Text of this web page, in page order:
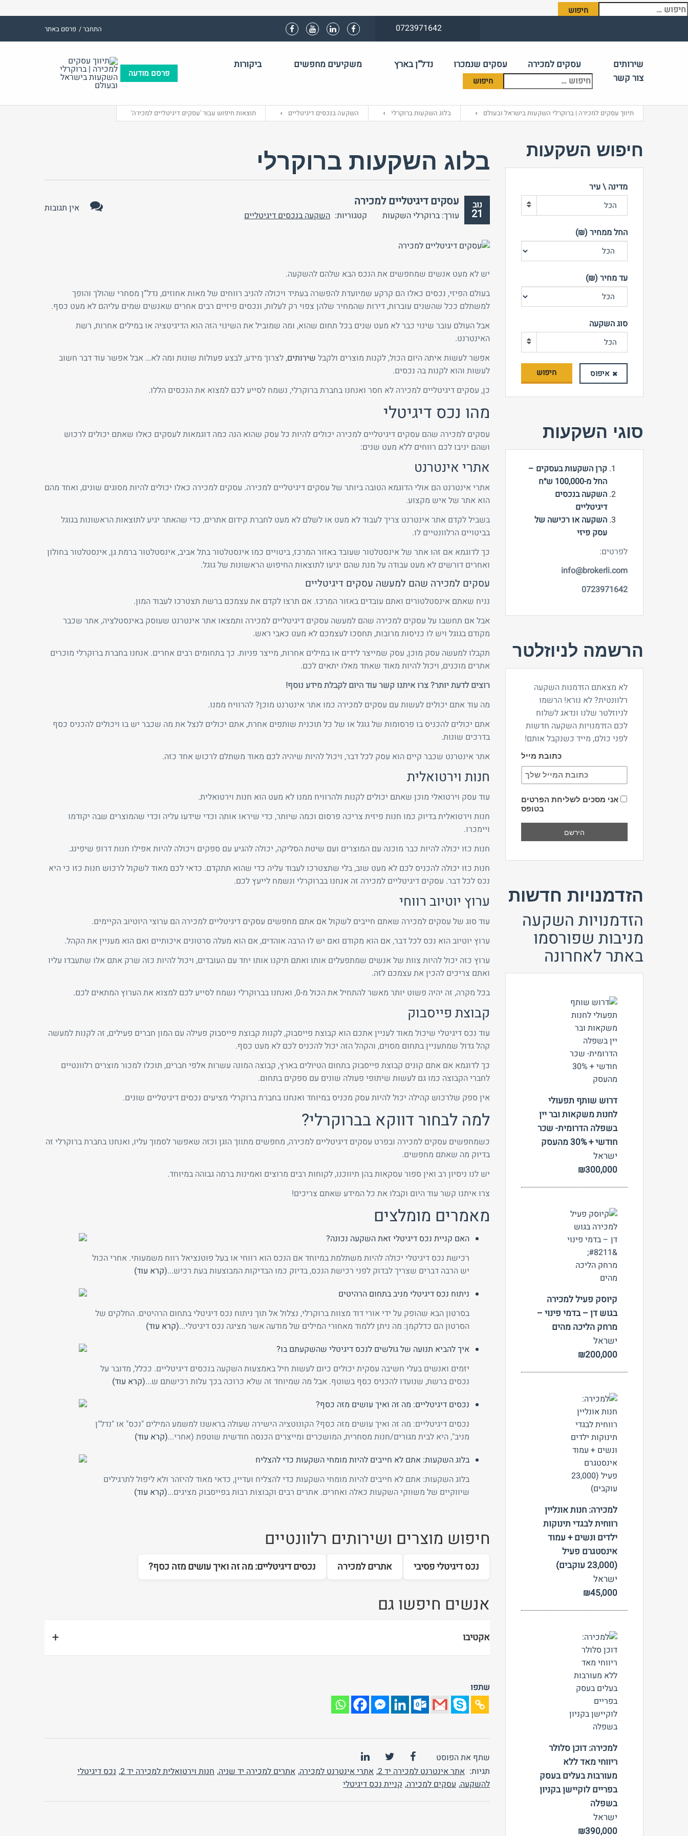
חיפוש:
0723971642
התחבר /
סיסמה? התחבר
פרסם באתר
אימייל
התחבר באמצעות:
טלפון
פרסם מודעה
שירותים עסקים למכירה עסקים שנמכרו נדל”ן בארץ משקיעים מחפשים
ביקורות
צור קשר
תיווך עסקים למכירה | ברוקרלי השקעות בישראל ובעולם בלוג השקעות ברוקרלי השקעה בנכסים דיגיטליים תוצאות חיפוש עבור 'עסקים דיגיטליים למכירה'
בלוג השקעות ברוקרלי
נוב
21 אין תגובות עסקים דיגיטליים למכירה
עורך: ברוקרלי השקעות קטגוריות: השקעה בנכסים דיגיטליים
יש לא מעט אנשים שמחפשים את הנכס הבא שלהם להשקעה.
בעולם הפיזי, נכסים כאלו הם קרקע שמיועדת להפשרה בעתיד ויכולה להניב רווחים של מאות אחוזים, נדל”ן מסחרי שהולך והופך
למשתלם ככל שהשנים עוברות, דירות שהמחיר שלהן צפוי רק לעלות, ונכסים פיזיים רבים אחרים שאנשים שמים עליהם לא מעט כסף.
אבל העולם עובר שינוי כבר לא מעט שנים בכל תחום שהוא, ומה שמוביל את השינוי הזה הוא הדיגיטציה או במילים אחרות, רשת
האינטרנט.
אפשר לעשות איתה היום הכול, לקנות מוצרים ולקבל שירותים, לצרוך מידע, לבצע פעולות שונות ומה לא… אבל אפשר עוד דבר חשוב
לעשות והוא לקנות בה נכסים.
כן, עסקים דיגיטליים למכירה לא חסר ואנחנו בחברת ברוקרלי, נשמח לסייע לכם למצוא את הנכסים הללו.
מהו נכס דיגיטלי
עסקים למכירה שהם עסקים דיגיטליים למכירה יכולים להיות כל עסק שהוא הנה כמה דוגמאות לעסקים כאלו שאתם יכולים לרכוש
ושהם יניבו לכם רווחים ללא מעט שנים:
אתרי אינטרנט
אתרי אינטרנט הם אולי הדוגמא הטובה ביותר של עסקים דיגיטליים למכירה. עסקים למכירה כאלו יכולים להיות מסוגים שונים, ואחד מהם
הוא אתר של איש מקצוע.
בשביל לקדם אתר אינטרנט צריך לעבוד לא מעט או לשלם לא מעט לחברת קידום אתרים, כדי שהאתר יגיע לתוצאות הראשונות בגוגל
בביטויים הרלוונטיים לו.
כך לדוגמא אם זהו אתר של אינסטלטור שעובד באזור המרכז, ביטויים כמו אינסטלטור בתל אביב, אינסטלטור ברמת גן, אינסטלטור בחולון
ואחרים דורשים לא מעט עבודה על מנת שהם יגיעו לתוצאות החיפוש הראשונות של גוגל.
עסקים למכירה שהם למעשה עסקים דיגיטליים
נניח שאתם אינסטלטורים ואתם עובדים באזור המרכז. אם תרצו לקדם את עצמכם ברשת תצטרכו לעבוד המון.
אבל אם תחשבו על עסקים למכירה שהם למעשה עסקים דיגיטליים למכירה ותמצאו אתר אינטרנט שעוסק באינסטלציה, אתר שכבר
מקודם בגוגל ויש לו כניסות מרובות, תחסכו לעצמכם לא מעט כאבי ראש.
תקבלו למעשה עסק מוכן, עסק שמייצר לידים או במילים אחרות, מייצר פניות. כך בתחומים רבים אחרים. אנחנו בחברת ברוקרלי מוכרים
אתרים מוכנים, ויכול להיות מאוד שאחד מאלו יתאים לכם.
רוצים לדעת יותר? צרו איתנו קשר עוד היום לקבלת מידע נוסף!
מה עוד אתם יכולים לעשות עם עסקים למכירה כמו אתר אינטרנט מוכן? להרוויח ממנו.
אתם יכולים להכניס בו פרסומות של גוגל או של כל תוכנית שותפים אחרת, אתם יכולים לנצל את מה שכבר יש בו ויכולים להכניס כסף
בדרכים שונות.
אתר אינטרנט שכבר קיים הוא עסק לכל דבר, ויכול להיות שיהיה לכם מאוד משתלם לרכוש אחד כזה.
חנות וירטואלית
עוד עסק וירטואלי מוכן שאתם יכולים לקנות ולהרוויח ממנו לא מעט הוא חנות וירטואלית.
חנות וירטואלית בדיוק כמו חנות פיזית צריכה פרסום וכמה שיותר, כדי שיראו אותה וכדי שידעו עליה וכדי שהמוצרים שבה יקודמו
ויימכרו.
חנות כזו יכולה להיות כבר מוכנה עם המוצרים ועם שיטת הסליקה, יכולה להגיע עם ספקים ויכולה להיות אפילו חנות דרופ שיפינג.
חנות כזו יכולה להכניס לכם לא מעט שוב, בלי שתצטרכו לעבוד עליה כדי שהוא תתקדם. כדאי לכם מאוד לשקול לרכוש חנות כזו כי היא
נכס לכל דבר. עסקים דיגיטליים למכירה זה אנחנו בברוקרלי ונשמח לייעץ לכם.
ערוץ יוטיוב רווחי
עוד סוג של עסקים למכירה שאתם חייבים לשקול אם אתם מחפשים עסקים דיגיטליים למכירה הם ערוצי היוטיוב הקיימים.
ערוץ יוטיוב הוא נכס לכל דבר, אם הוא מקודם ואם יש לו הרבה אוהדים, אם הוא מעלה סרטונים איכותיים ואם הוא מעניין את הקהל.
ערוץ כזה יכול להיות צוות של אנשים שמתפעלים אותו ואתם תיקנו אותו יחד עם העובדים, ויכול להיות כזה שרק אתם אלו שתעבדו עליו
ואתם צריכים להכין את עצמכם לזה.
בכל מקרה, זה יהיה פשוט יותר מאשר להתחיל את הכול מ-0, ואנחנו בברוקרלי נשמח לסייע לכם למצוא את הערוץ המתאים לכם.
קבוצת פייסבוק
עוד נכס דיגיטלי שיכול מאוד לעניין אתכם הוא קבוצת פייסבוק, לקנות קבוצת פייסבוק פעילה עם המון חברים פעילים, זה לקנות למעשה
קהל גדול שמתעניין בתחום מסוים, והקהל הזה יכול להכניס לכם לא מעט כסף.
כך לדוגמא אם אתם קונים קבוצת פייסבוק בתחום הטיולים בארץ, קבוצה המונה עשרות אלפי חברים, תוכלו למכור מוצרים רלוונטיים
לחברי הקבוצה כמו גם לעשות שיתופי פעולה שונים עם ספקים בתחום.
אין ספק שלרכוש קהילה יכול להיות עסק מכניס במיוחד ואנחנו בחברת ברוקרלי מציעים נכסים דיגיטליים שונים.
למה לבחור דווקא בברוקרלי?
כשמחפשים עסקים למכירה ובפרט עסקים דיגיטליים למכירה, מחפשים מתווך הוגן וכזה שאפשר לסמוך עליו, ואנחנו בחברת ברוקרלי זה
בדיוק מה שאתם מחפשים.
יש לנו ניסיון רב ואין ספור עסקאות בהן תיווכנו, לקוחות רבים מרוצים ואמינות ברמה גבוהה במיוחד.
צרו איתנו קשר עוד היום וקבלו את כל המידע שאתם צריכים!
מאמרים מומלצים
האם קניית נכס דיגיטלי זאת השקעה נכונה?
רכישת נכס דיגיטלי יכולה להיות משתלמת במיוחד אם הנכס הוא רווחי או בעל פוטנציאל רווח משמעותי. אחרי הכול
יש הרבה דברים שצריך לבדוק לפני רכישת הנכס, בדיוק כמו הבדיקות המבוצעות בעת רכיש...(קרא עוד)
ניתוח נכס דיגיטלי מניב בתחום הרהיטים
בסרטון הבא שהופק על ידי אורי דוד מצוות ברוקרלי, נצלול אל תוך ניתוח נכס דיגיטלי בתחום הרהיטים. החלקים של
הסרטון הם כדלקמן: מה ניתן ללמוד מאחורי המילים של מודעה אשר מציגה נכס דיגיטלי...(קרא עוד)
איך להביא תנועה של גולשים לנכס דיגיטלי שהשקעתם בו?
יזמים ואנשים בעלי חשיבה עסקית יכולים כיום לעשות חיל באמצעות השקעה בנכסים דיגיטליים. ככלל, מדובר על
נכסים ברשת, שנועדו להכניס כסף בשוטף. אבל מה שמיוחד זה שלא כרוכה בכך עלות רכישתם ש...(קרא עוד)
נכסים דיגיטליים: מה זה ואיך עושים מזה כסף?
נכסים דיגיטליים: מה זה ואיך עושים מזה כסף? הקונוטציה הישירה שעולה בראשנו למשמע המילים "נכס" או "נדל"ן
מניב", היא לבית מגורים/חנות מסחרית, המושכרים ומייצרים הכנסה חודשית שוטפת (אחרי...(קרא עוד)
בלוג השקעות: אתם לא חייבים להיות מומחי השקעות כדי להצליח
בלוג השקעות: אתם לא חייבים להיות מומחי השקעות כדי להצליח ועדיין, כדאי מאוד להיזהר ולא ליפול לתרגילים
שיווקיים של משווקי השקעות כאלה ואחרים. אתרים רבים וקבוצות רבות בפייסבוק מציגים...(קרא עוד)
חיפוש מוצרים ושירותים רלוונטיים
נכס דיגיטלי פסיבי אתרים למכירה נכסים דיגיטליים: מה זה ואיך עושים מזה כסף?
אנשים חיפשו גם
אקטיבו +
אחד, מול ההתחייבויות וההון העצמי. ניתוח האקטיבו חיוני להערכת חוסנה הפיננסי של חברה, נזילותה ויכולתה לייצר רווחים. משקיעים
ובעלי עניין בוחנים את הרכב האקטיבו ואיכותו כדי לקבל החלטות מושכלות. חשוב להבין את הסיכונים והתשואות הפוטנציאליים
הטמונים בכל סוג נכס, תוך התאמת תיק ההשקעות למטרות הפיננסיות ולרמת הסיכון הרצויה.
שתפו
שתף את הפוסט
תגיות: אתר אינטרנט למכירה יד 2 , אתרי אינטרנט למכירה, אתרים למכירה יד שניה, חנות וירטואלית למכירה יד 2 , נכס דיגיטלי
להשקעה, עסקים למכירה, קניית נכס דיגיטלי
חיפוש השקעות
מדינה \ עיר
הכל
החל ממחיר (₪)
עד מחיר (₪)
סוג השקעה
הכל
איפוס חיפוש
סוגי השקעות
קרן השקעות בעסקים –
החל מ-100,000 ש״ח
השקעה בנכסים
דיגיטליים
השקעה או רכישה של
עסק פיזי
לפרטים:
info@brokerli.com
0723971642
הרשמה לניוזלטר
לא מצאתם הזדמנות השקעה
רלוונטית? לא נורא! הרשמו
לניוזלטר שלנו ונדאג לשלוח
לכם הזדמנויות השקעה חדשות
לפני כולם, מייד כשנקבל אותם!
כתובת מייל
אני מסכים לשליחת הפרטים
בטופס
הזדמנויות חדשות
הזדמנויות השקעה
מניבות שפורסמו
באתר לאחרונה
צפה
דרוש שותף תפעולי
לחנות משקאות ובר יין
בשפלה הדרומית- שכר
חודשי + 30% מהעסק
ישראל
₪300,000
קיוסק פעיל למכירה
בגוש דן – בדמי פינוי –
מרחק הליכה מהים
ישראל
₪200,000
למכירה: חנות אונליין
רווחית לבגדי תינוקות
ילדים ונשים + עמוד
אינסטגרם פעיל
(23,000 עוקבים)
ישראל
₪45,000
צפה
למכירה: דוכן סלולר
ריווחי מאד ללא
מעורבות בעלים בעסק
בפריים לוקיישן בקניון
בשפלה
ישראל
₪390,000